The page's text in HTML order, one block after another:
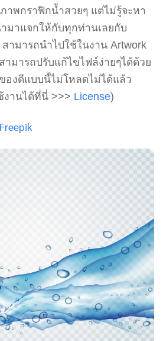
าพกราฟิกน้ำสวยๆ แต่ไม่รู้จะหา
มาแจกให้กับทุกท่านเลยกับ
ามารถนำไปใช้ในงาน Artwork
ามารถปรับแก้ไขไฟล์ง่ายๆได้ด้วย
องดีแบบนี้ไม่โหลดไม่ได้แล้ว
งานได้ที่นี่ >>> License)